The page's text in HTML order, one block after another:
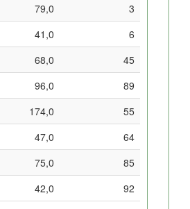
79,0
3
41,0
6
68,0
45
96,0
89
174,0
55
47,0
64
75,0
85
42,0
92